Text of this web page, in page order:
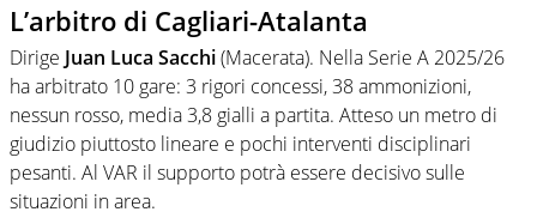
L’arbitro di Cagliari-Atalanta
Dirige Juan Luca Sacchi(Macerata). Nella Serie A 2025/26
ha arbitrato 10 gare: 3 rigori concessi, 38 ammonizioni,
nessun rosso, media 3,8 gialli a partita. Atteso un metro di
giudizio piuttosto lineare e pochi interventi disciplinari
pesanti. Al VAR il supporto potrà essere decisivo sulle
situazioni in area.